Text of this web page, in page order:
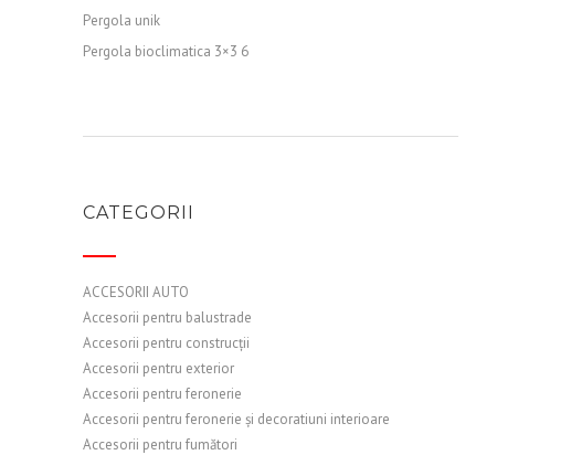
Pergola unik
Pergola bioclimatica 3×3 6
CATEGORII
ACCESORII AUTO
Accesorii pentru balustrade
Accesorii pentru construcții
Accesorii pentru exterior
Accesorii pentru feronerie
Accesorii pentru feronerie și decoratiuni interioare
Accesorii pentru fumători